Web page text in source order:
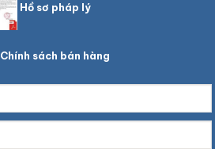
Hồ sơ pháp lý
Chính sách bán hàng